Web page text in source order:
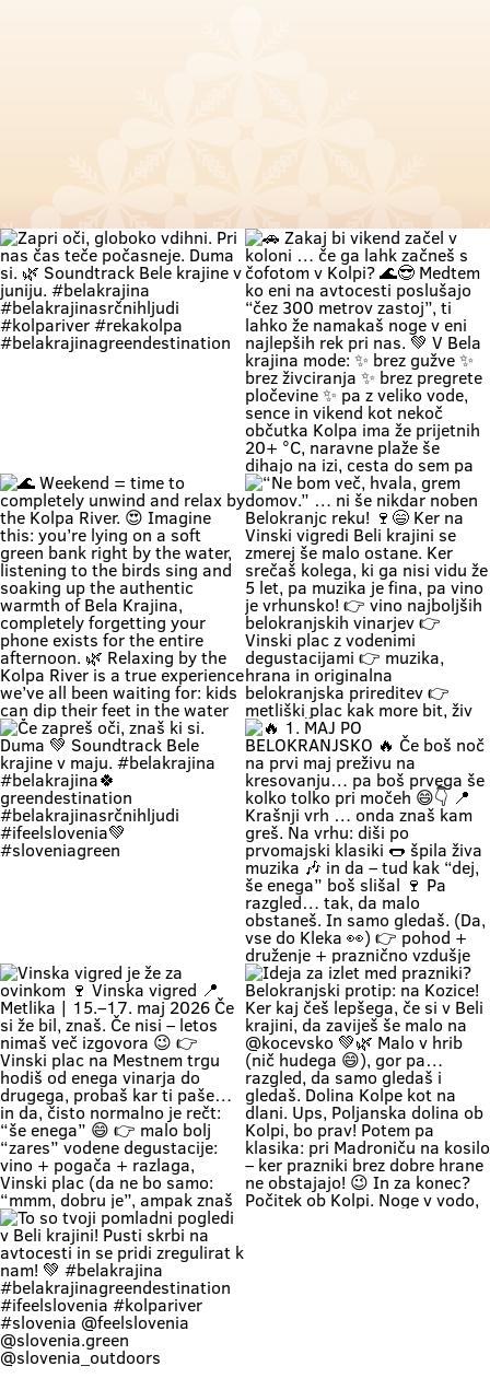
Zapri oči, globoko vdihni. Pri nas
čas teče počasneje. Duma si. 🌿
Soundtrack Bele krajine v juniju.
#belakrajina
#belakrajinasrčnihljudi
#kolpariver #rekakolpa
#belakrajinagreendestination
🚗 Zakaj bi vikend začel v koloni …
če ga lahk začneš s čofotom v
Kolpi? 🌊😎 Medtem ko eni na
avtocesti poslušajo “čez 300
metrov zastoj”, ti lahko že
namakaš noge v eni najlepših rek
pri nas. 💚 V Bela krajina mode: ✨
brez gužve ✨ brez živciranja ✨
brez pregrete pločevine ✨ pa z
veliko vode, sence in vikend kot
nekoč občutka Kolpa ima že
prijetnih 20+ °C, naravne plaže še
dihajo na izi, cesta do sem pa ni
stres test za živce. 😌 💡 Vikend
plan: kopalke ✔️ brisača ✔️ hladna
pijača ✔️ DARS drama ❌ 📍 Bela
krajina kliče. Pa ne po troblji. 😏
#BelaKrajina #Kolpa
#SloveniaOutdoor #FeelSlovenia
#Poletje Roadtrip Narava Kopanje
WeekendMood HiddenGem
SloveniaGreen
🌊 Weekend = time to completely
unwind and relax by the Kolpa
River. 😍 Imagine this: you’re lying
on a soft green bank right by the
water, listening to the birds sing
and soaking up the authentic
warmth of Bela Krajina, completely
forgetting your phone exists for
the entire afternoon. 🌿 Relaxing
by the Kolpa River is a true
Weather: a hot weekend is on the
way 👉 Time: warm May days (the
perfect time for your first
encounter with nature) 👉 Nature
+ a lounge chair in the shade +
your favorite people = a
combination that has never
disappointed Come see us. You
know where we are—the place
where time actually slows down
and your batteries recharge all on
their own. 💚
“Ne bom več, hvala, grem domov.”
… ni še nikdar noben Belokranjc
reku! 🍷😄 Ker na Vinski vigredi
Beli krajini se zmerej še malo
ostane. Ker srečaš kolega, ki ga
nisi vidu že 5 let, pa muzika je fina,
pa vino je vrhunsko! 👉 vino
najboljših belokranjskih vinarjev
👉 Vinski plac z vodenimi
degustacijami 👉 muzika, hrana in
originalna belokranjska prireditev
👉 metliški plac kak more bit, živ
in poln Če hočeš doživet Belo
krajino takšno, kot je zares —
prideš na Vigred. Za en večer.
Ostaneš pa še malo dlje. 😌🍇 Se
vidimo v Metliki! 🎥 Zavod za
turizem, kulturo, šport in mladino
Metlika #belakrajina #vinskavigred
#belakrajinasrčnihljudi #metlika
Če zapreš oči, znaš ki si. Duma 💚
Soundtrack Bele krajine v maju.
#belakrajina #belakrajina🍀
greendestination
#belakrajinasrčnihljudi
#ifeelslovenia💚 #sloveniagreen
🔥 1. MAJ PO BELOKRANJSKO 🔥
Če boš noč na prvi maj preživu na
kresovanju… pa boš prvega še
kolko tolko pri močeh 😄👇 📍
Krašnji vrh … onda znaš kam greš.
Na vrhu: diši po prvomajski klasiki
🌭 špila živa muzika 🎶 in da – tud
kak “dej, še enega” boš slišal 🍷
Pa razgled… tak, da malo
obstaneš. In samo gledaš. (Da,
vse do Kleka 👀) 👉 pohod +
druženje + praznično vzdušje 👉
za družine, prijatelje, pa malo
rekreacije (če že mora bit 😄) 👉
začetek maja, kot se šika Pridi gor.
Če ne zaradi pohoda… pa zaradi
nas, Belokranjcev 🙌 Se vidimo!
Vinska vigred je že za ovinkom 🍷
Vinska vigred 📍 Metlika | 15.–17.
maj 2026 Če si že bil, znaš. Če nisi
– letos nimaš več izgovora 😉 👉
Vinski plac na Mestnem trgu hodiš
od enega vinarja do drugega,
probaš kar ti paše… in da, čisto
normalno je rečt: “še enega” 😄
👉 malo bolj “zares” vodene
degustacije: vino + pogača +
razlaga, Vinski plac (da ne bo